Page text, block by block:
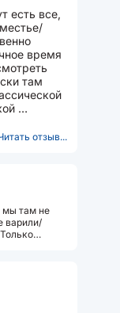
есть все,
время
там
отзыв...
мы там не
варили/